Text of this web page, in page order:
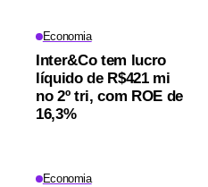
Economia
Inter&Co tem lucro
líquido de R$421 mi
no 2º tri, com ROE de
16,3%
Economia